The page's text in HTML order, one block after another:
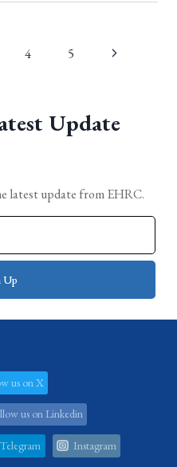
4 5
Update
latest update from EHRC.
us on X
us on Linkedin
Telegram Instagram